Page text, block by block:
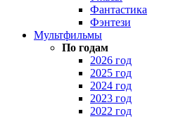
Фантастика
Фэнтези
Мультфильмы
По годам
2026 год
2025 год
2024 год
2023 год
2022 год